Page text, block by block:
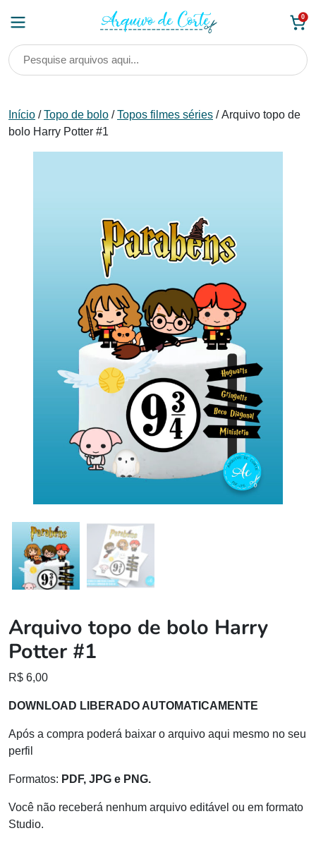
0
Início /Topo de bolo /Topos filmes séries / Arquivo topo de
bolo Harry Potter #1
Arquivo topo de bolo Harry
Potter #1
R$ 6,00
DOWNLOAD LIBERADO AUTOMATICAMENTE
Após a compra poderá baixar o arquivo aqui mesmo no seu
perfil
Formatos: PDF, JPG e PNG.
Você não receberá nenhum arquivo editável ou em formato
Studio.